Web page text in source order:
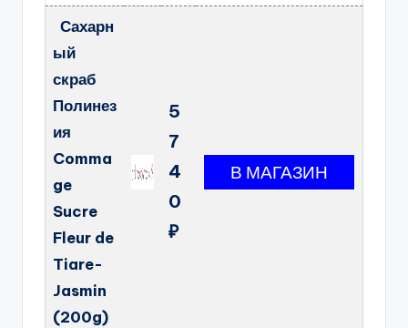
Сахарн
ый
скраб
Полинез
ия
Comma
ge
Sucre
Fleur de
Tiare-
Jasmin
(200g)
5
7
4
0
₽